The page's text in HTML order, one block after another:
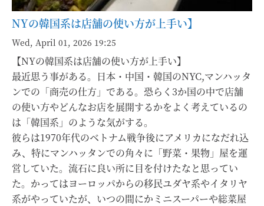
NYの韓国系は店舗の使い方が上手い】
Wed, April 01, 2026 19:25
【NYの韓国系は店舗の使い方が上手い】
最近思う事がある。日本・中国・韓国のNYC,マンハッタ
ンでの「商売の仕方」である。恐らく3か国の中で店舗
の使い方やどんなお店を展開するかをよく考えているの
は「韓国系」のような気がする。
彼らは1970年代のベトナム戦争後にアメリカになだれ込
み、特にマンハッタンでの角々に「野菜・果物」屋を運
営していた。流石に良い所に目を付けたなと思ってい
た。かってはヨーロッパからの移民ユダヤ系やイタリヤ
系がやっていたが、いつの間にかミニスーパーや総菜屋